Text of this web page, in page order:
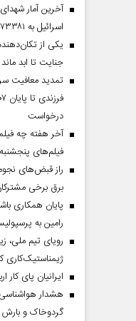
آخرین آمار
اسرائیل به ۷۳۳۸۱ نفر رسید
یکی از
جنایت تا ابد
تمدید معافیت
درخواست
آخر هفته چه
فیلم‌های
راز قبض‌های
برق برخی
پایان همکاری
رامین به
رویای تیم ملی،
ژیمناستیک‌کاری
ایرانیان پای کار
هشدار
گردوخاک و بارش